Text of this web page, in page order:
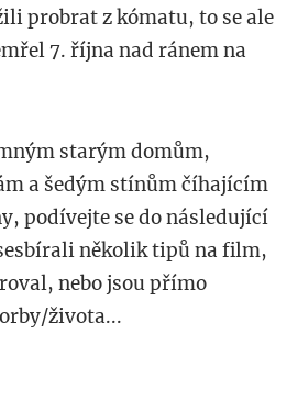
probrat z kómatu, to se ale
7. října nad ránem na
starým domům,
a šedým stínům číhajícím
podívejte se do následující
několik tipů na film,
nebo jsou přímo
života...